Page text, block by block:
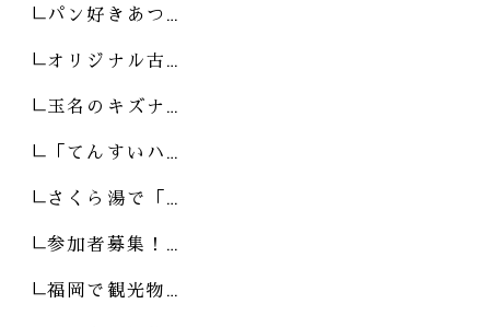
パン好きあつ…
オリジナル古…
玉名のキズナ…
「てんすいハ…
さくら湯で「…
参加者募集！…
福岡で観光物…